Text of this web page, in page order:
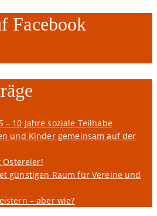
Facebook
– 10 Jahre soziale Teilhabe
und Kinder gemeinsam auf der
günstigen Raum für Vereine und
– aber wie?